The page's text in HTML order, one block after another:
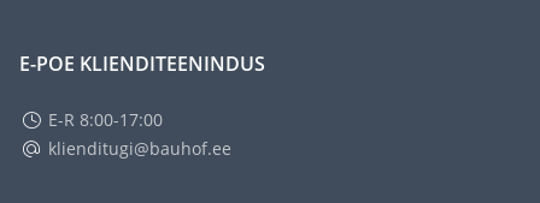
E-POE KLIENDITEENINDUS
E-R 8:00-17:00
klienditugi@bauhof.ee